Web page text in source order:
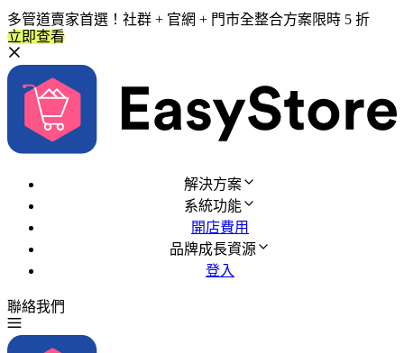
多管道賣家首選！社群 + 官網 + 門市全整合方案限時 5 折
立即查看
解決方案
系統功能
開店費用
品牌成長資源
登入
聯絡我們